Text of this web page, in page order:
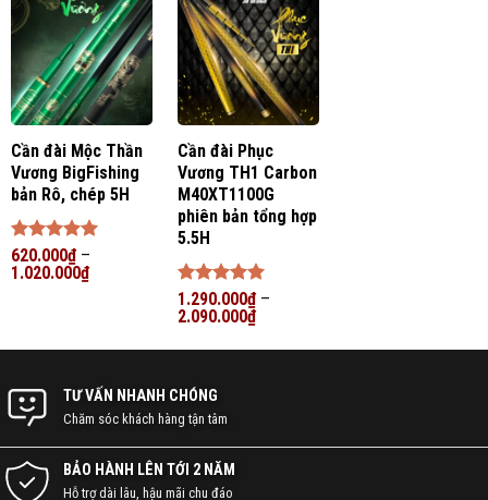
Cần đài Mộc Thần
Vương BigFishing
bản Rô, chép 5H
Được xếp
hạng 55
620.000₫–
1.020.000₫
Cần đài Phục
Vương TH1 Carbon
M40XT1100G
phiên bản tổng hợp
5.5H
Được xếp
hạng 55
1.290.000₫–
2.090.000₫
TƯ VẤN NHANH CHÓNG
Chăm sóc khách hàng tận tâm
BẢO HÀNH LÊN TỚI 2 NĂM
Hỗ trợ dài lâu, hậu mãi chu đáo